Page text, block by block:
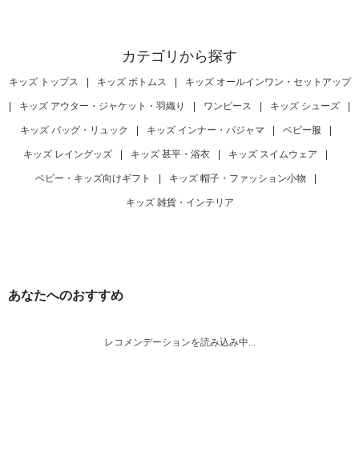
カテゴリから探す
キッズ トップス キッズ ボトムス キッズ オールインワン・セットアップ
キッズ アウター・ジャケット・羽織り ワンピース キッズ シューズ
キッズ バッグ・リュック キッズ インナー・パジャマ ベビー服
キッズ レイングッズ キッズ 甚平・浴衣 キッズ スイムウェア
ベビー・キッズ向けギフト キッズ 帽子・ファッション小物
キッズ 雑貨・インテリア
あなたへのおすすめ
レコメンデーションを読み込み中...